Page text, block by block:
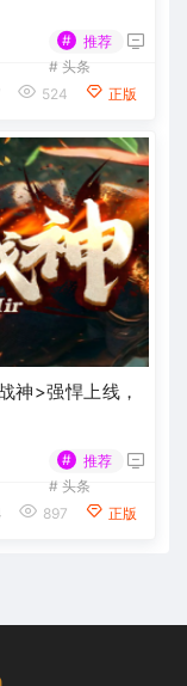
#
推荐
# 头条
524 正版
神>强悍上线，
#
推荐
# 头条
897 正版